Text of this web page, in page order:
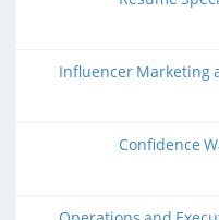
Confidence